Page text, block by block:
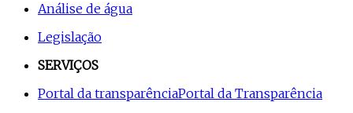
Análise de água
Legislação
SERVIÇOS
Portal da transparênciaPortal da Transparência